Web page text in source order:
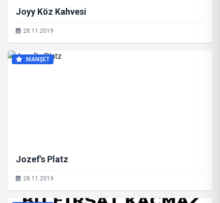
Joyy Köz Kahvesi
28.11.2019
MANŞET
Jozef's Platz
28.11.2019